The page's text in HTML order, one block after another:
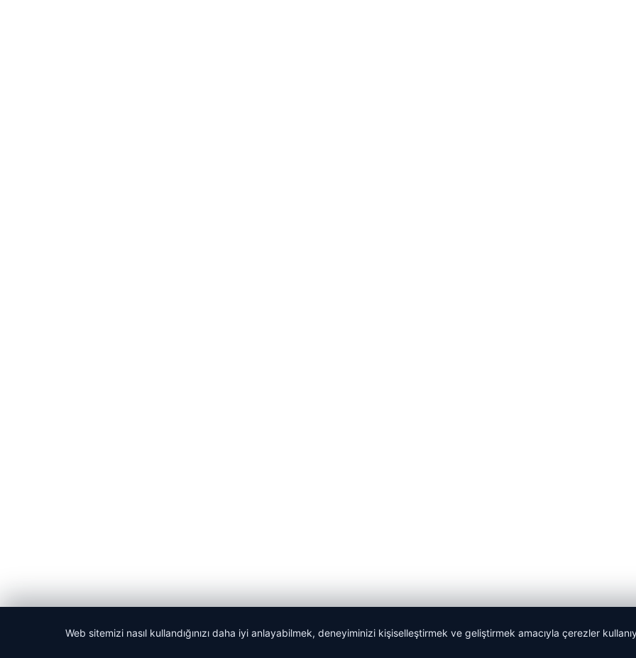
Web sitemizi nasıl kullandığınızı daha iyi anlayabilmek, deneyiminizi kişiselleştirmek ve geliştirmek amacıyla çerezler